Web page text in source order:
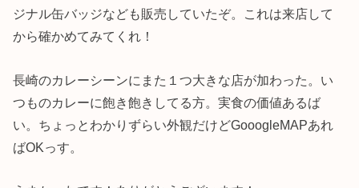
ジナル缶バッジなども販売していたぞ。これは来店して
から確かめてみてくれ！
長崎のカレーシーンにまた１つ大きな店が加わった。い
つものカレーに飽き飽きしてる方。実食の価値あるば
い。ちょっとわかりずらい外観だけどGooogleMAPあれ
ばOKっす。